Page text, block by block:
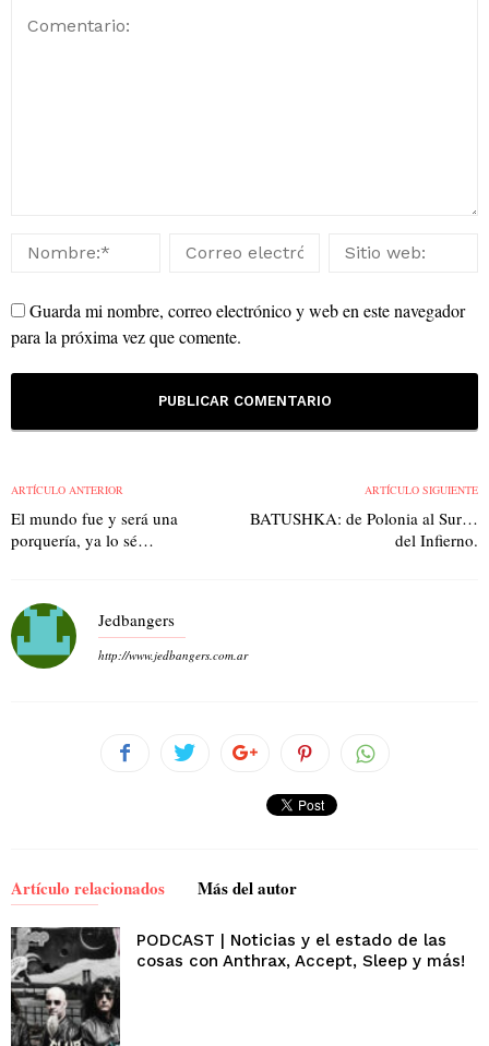
Guarda mi nombre, correo electrónico y web en este navegador
para la próxima vez que comente.
ARTÍCULO ANTERIOR
El mundo fue y será una
porquería, ya lo sé…
ARTÍCULO SIGUIENTE
BATUSHKA: de Polonia al Sur…
del Infierno.
Jedbangers
http://www.jedbangers.com.ar
Artículo relacionados Más del autor
PODCAST | Noticias y el estado de las
cosas con Anthrax, Accept, Sleep y más!